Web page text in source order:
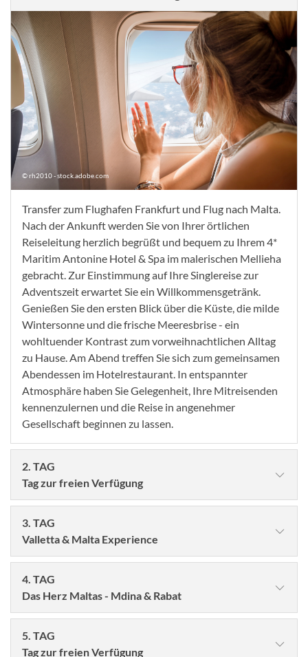
© rh2010 - stock.adobe.com
Transfer zum Flughafen Frankfurt und Flug nach Malta.
Nach der Ankunft werden Sie von Ihrer örtlichen
Reiseleitung herzlich begrüßt und bequem zu Ihrem 4*
Maritim Antonine Hotel & Spa im malerischen Mellieha
gebracht. Zur Einstimmung auf Ihre Singlereise zur
Adventszeit erwartet Sie ein Willkommensgetränk.
Genießen Sie den ersten Blick über die Küste, die milde
Wintersonne und die frische Meeresbrise - ein
wohltuender Kontrast zum vorweihnachtlichen Alltag
zu Hause. Am Abend treffen Sie sich zum gemeinsamen
Abendessen im Hotelrestaurant. In entspannter
Atmosphäre haben Sie Gelegenheit, Ihre Mitreisenden
kennenzulernen und die Reise in angenehmer
Gesellschaft beginnen zu lassen.
2. TAG
Tag zur freien Verfügung
3. TAG
Valletta & Malta Experience
4. TAG
Das Herz Maltas - Mdina & Rabat
5. TAG
Tag zur freien Verfügung